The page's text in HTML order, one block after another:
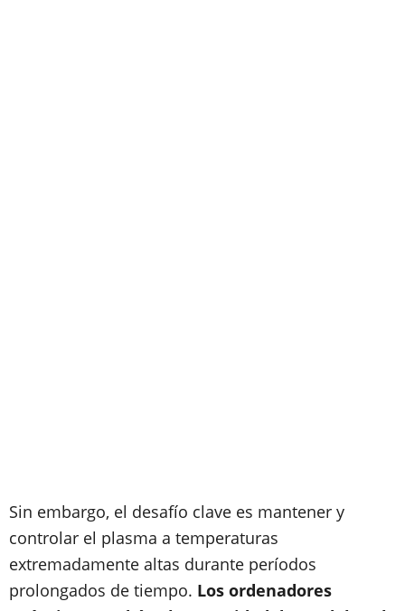
Sin embargo, el desafío clave es mantener y
controlar el plasma a temperaturas
extremadamente altas durante períodos
prolongados de tiempo. Los ordenadores